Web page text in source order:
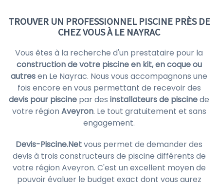
TROUVER UN PROFESSIONNEL PISCINE PRÈS DE
CHEZ VOUS À LE NAYRAC
Vous êtes à la recherche d'un prestataire pour la
construction de votre piscine en kit, en coque ou
autresen Le Nayrac. Nous vous accompagnons une
fois encore en vous permettant de recevoir des
devis pour piscine par des installateurs de piscinede
votre région Aveyron. Le tout gratuitement et sans
engagement.
Devis-Piscine.Netvous permet de demander des
devis à trois constructeurs de piscine différents de
votre région Aveyron. C'est un excellent moyen de
pouvoir évaluer le budget exact dont vous aurez